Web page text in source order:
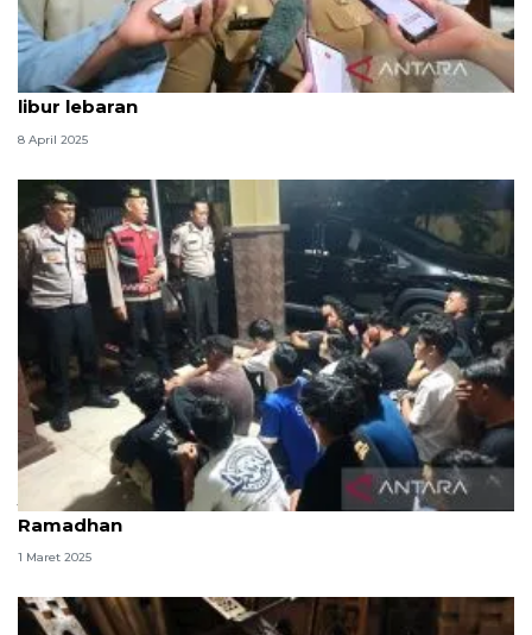
Kasus tawuran di Jakarta Timur berkurang selama
libur lebaran
8 April 2025
Jaksel antisipasi tawuran dan SOTR selama
Ramadhan
1 Maret 2025